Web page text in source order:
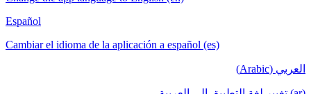
Español
Cambiar el idioma de la aplicación a español (es)
العربي (Arabic)